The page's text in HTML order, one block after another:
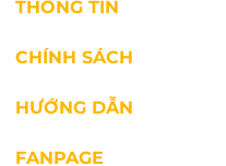
Các chương trình
THÔNG TIN
CHÍNH SÁCH
HƯỚNG DẪN
FANPAGE